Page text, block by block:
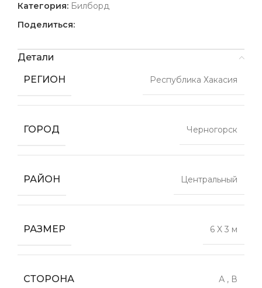
Категория: Билборд
Поделиться:
Детали
РЕГИОН
Республика Хакасия
ГОРОД Черногорск
РАЙОН Центральный
РАЗМЕР 6 X 3 м
СТОРОНА А , В